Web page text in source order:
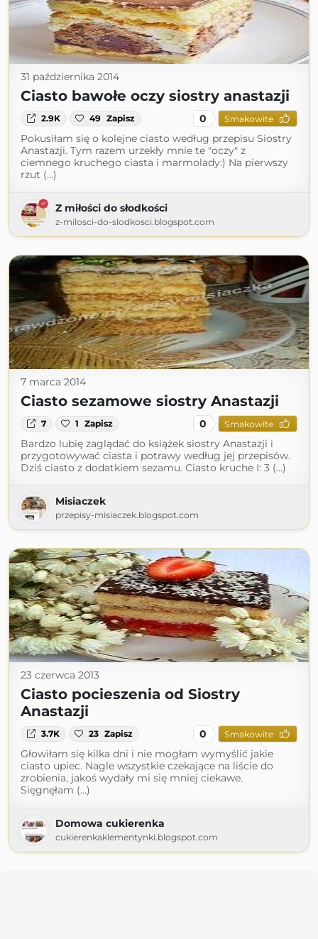
31 października 2014
Ciasto bawołe oczy siostry anastazji
2.9K 49 Zapisz 0 Smakowite
Pokusiłam się o kolejne ciasto według przepisu Siostry
Anastazji. Tym razem urzekły mnie te "oczy" z
ciemnego kruchego ciasta i marmolady:) Na pierwszy
rzut (...)
Z miłości do słodkości
z-milosci-do-slodkosci.blogspot.com
7 marca 2014
Ciasto sezamowe siostry Anastazji
7 1 Zapisz 0 Smakowite
Bardzo lubię zaglądać do książek siostry Anastazji i
przygotowywać ciasta i potrawy według jej przepisów.
Dziś ciasto z dodatkiem sezamu. Ciasto kruche I: 3 (...)
Misiaczek
przepisy-misiaczek.blogspot.com
23 czerwca 2013
Ciasto pocieszenia od Siostry
Anastazji
3.7K 23 Zapisz 0 Smakowite
Głowiłam się kilka dni i nie mogłam wymyślić jakie
ciasto upiec. Nagle wszystkie czekające na liście do
zrobienia, jakoś wydały mi się mniej ciekawe.
Sięgnęłam (...)
Domowa cukierenka
cukierenkaklementynki.blogspot.com